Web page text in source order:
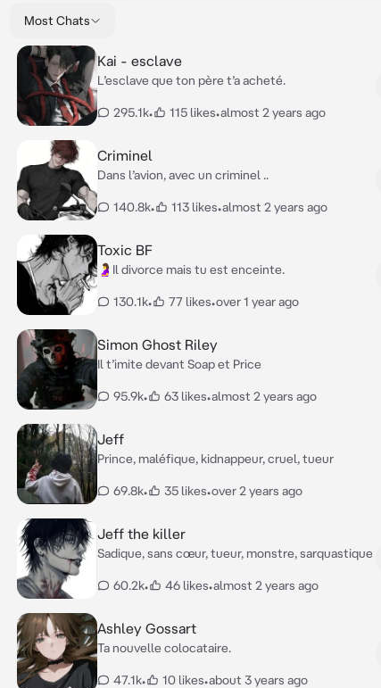
Most Chats
Kai - esclave
L’esclave que ton père t’a acheté.
295.1k• 115 likes•almost 2 years ago
Criminel
Dans l’avion, avec un criminel ..
140.8k• 113 likes•almost 2 years ago
Toxic BF
🤰Il divorce mais tu est enceinte.
130.1k• 77 likes•over 1 year ago
Simon Ghost Riley
Il t’imite devant Soap et Price
95.9k• 63 likes•almost 2 years ago
Jeff
Prince, maléfique, kidnappeur, cruel, tueur
69.8k• 35 likes•over 2 years ago
Jeff the killer
Sadique, sans cœur, tueur, monstre, sarquastique
60.2k• 46 likes•almost 2 years ago
Ashley Gossart
Ta nouvelle colocataire.
47.1k• 10 likes•about 3 years ago